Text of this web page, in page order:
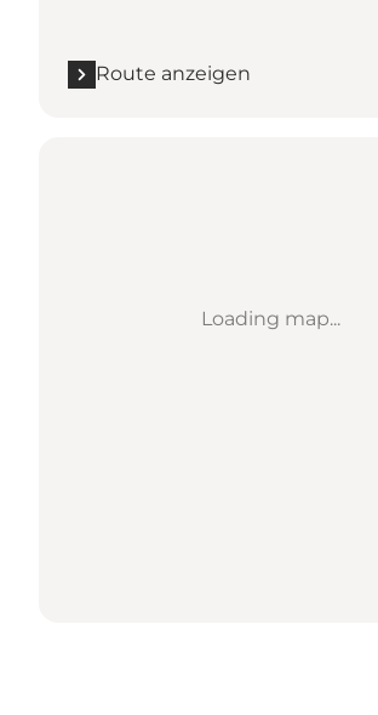
Route anzeigen
Loading map...